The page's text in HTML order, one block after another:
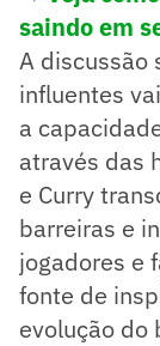
saindo em
A discussão
influentes
a
através das
e Curry
barreiras e
jogadores e
fonte de
evolução do